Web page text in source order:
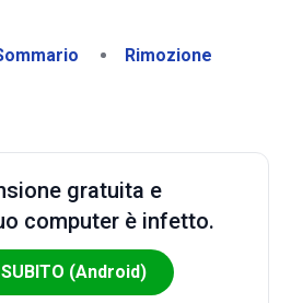
Rimozione
gratuita e
computer è infetto.
SUBITO (Android)